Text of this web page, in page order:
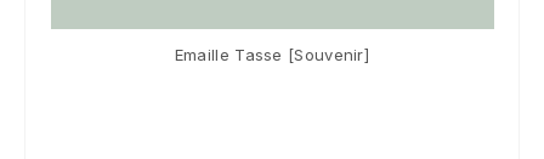
Emaille Tasse [Souvenir]